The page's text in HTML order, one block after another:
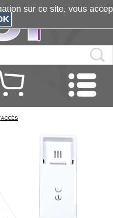
sur ce site, vous